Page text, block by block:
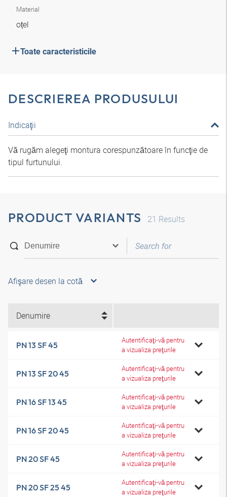
Material
oțel
Toate caracteristicile
DESCRIEREA PRODUSULUI
Indicaţii
Vă rugăm alegeţi montura corespunzătoare în funcţie de
tipul furtunului.
PRODUCT VARIANTS 21 Results
Afişare desen la cotă
Denumire
PN 13 SF 45
Autentificaţi-vă pentru
a vizualiza preţurile
PN 13 SF 20 45
Autentificaţi-vă pentru
a vizualiza preţurile
PN 16 SF 13 45
Autentificaţi-vă pentru
a vizualiza preţurile
PN 16 SF 20 45
Autentificaţi-vă pentru
a vizualiza preţurile
PN 20 SF 45
Autentificaţi-vă pentru
a vizualiza preţurile
PN 20 SF 25 45
Autentificaţi-vă pentru
a vizualiza preţurile